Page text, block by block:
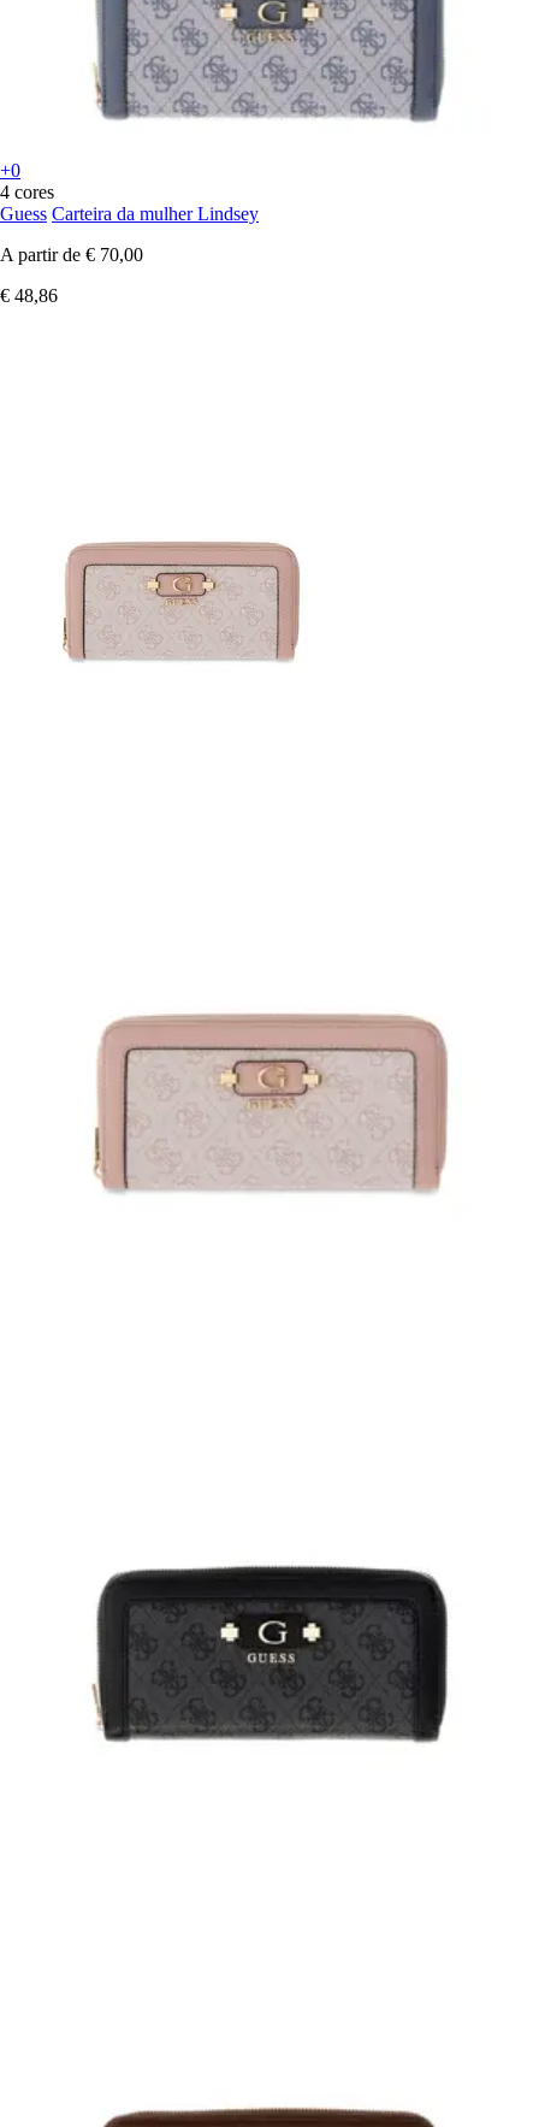
+0
4 cores
Guess Carteira da mulher Lindsey
A partir de € 70,00
€ 48,86